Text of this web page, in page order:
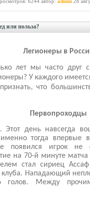
или польза?
Легионеры в
лет мы часто
У каждого
признать, что
Первопроходцы
Этот день навсегда
именно тогда впервые
появился игрок не
на 70-й минуте
стал сириец
клуба. Нападающий
голов. Между